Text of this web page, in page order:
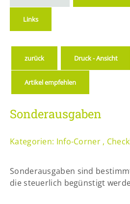
Register|Lost your password?
Support
Lorem ipsum dolor sit amet:
24h
Mon - Fri 8:00am - 5:00pm(GMT +1)
Cybersteel Inc.
Links
zurück Druck - Ansicht
Artikel empfehlen
Sonderausgaben
Kategorien: Info-Corner,
Sonderausgaben sind
die steuerlich begünstigt